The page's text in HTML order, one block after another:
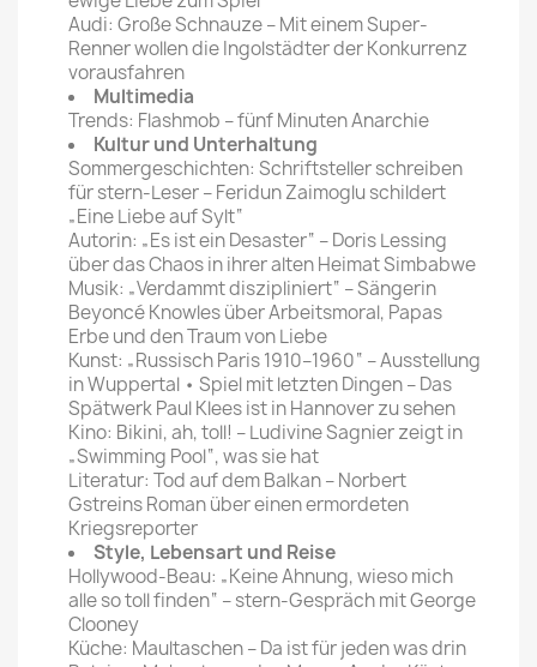
Audi: Große Schnauze – Mit einem Super-
Renner wollen die Ingolstädter der Konkurrenz
vorausfahren
Multimedia
Trends: Flashmob – fünf Minuten Anarchie
Kultur und Unterhaltung
Sommergeschichten: Schriftsteller schreiben
für stern-Leser – Feridun Zaimoglu schildert
„Eine Liebe auf Sylt“
Autorin: „Es ist ein Desaster“ – Doris Lessing
über das Chaos in ihrer alten Heimat Simbabwe
Musik: „Verdammt diszipliniert“ – Sängerin
Beyoncé Knowles über Arbeitsmoral, Papas
Erbe und den Traum von Liebe
Kunst: „Russisch Paris 1910–1960“ – Ausstellung
in Wuppertal • Spiel mit letzten Dingen – Das
Spätwerk Paul Klees ist in Hannover zu sehen
Kino: Bikini, ah, toll! – Ludivine Sagnier zeigt in
„Swimming Pool“, was sie hat
Literatur: Tod auf dem Balkan – Norbert
Gstreins Roman über einen ermordeten
Kriegsreporter
Style, Lebensart und Reise
Hollywood-Beau: „Keine Ahnung, wieso mich
alle so toll finden“ – stern-Gespräch mit George
Clooney
Küche: Maultaschen – Da ist für jeden was drin